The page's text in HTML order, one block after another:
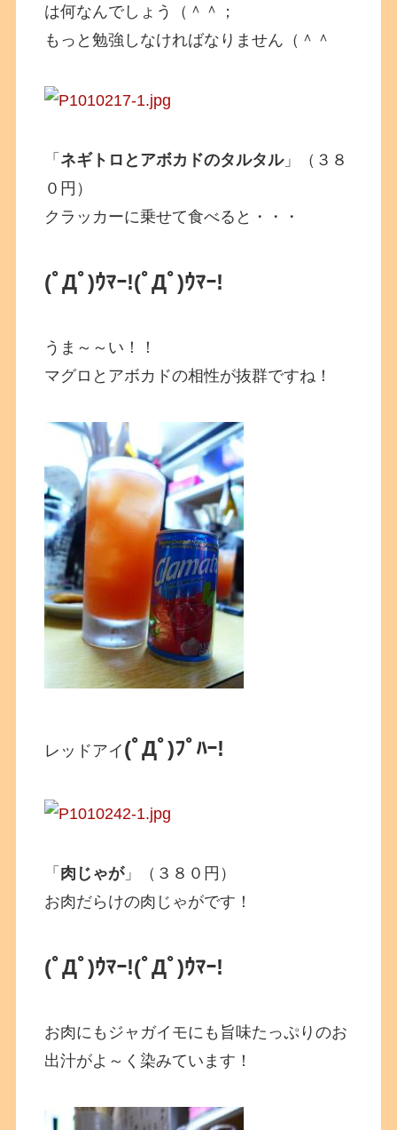
は何なんでしょう（＾＾；
もっと勉強しなければなりません（＾＾
「 ネギトロとアボカドのタルタル」（３８
０円）
クラッカーに乗せて食べると・・・
(ﾟДﾟ)ｳﾏｰ!(ﾟДﾟ)ｳﾏｰ!
うま～～い！！
マグロとアボカドの相性が抜群ですね！
レッドアイ (ﾟДﾟ)ﾌﾟﾊｰ!
「 肉じゃが」（３８０円）
お肉だらけの肉じゃがです！
(ﾟДﾟ)ｳﾏｰ!(ﾟДﾟ)ｳﾏｰ!
お肉にもジャガイモにも旨味たっぷりのお
出汁がよ～く染みています！